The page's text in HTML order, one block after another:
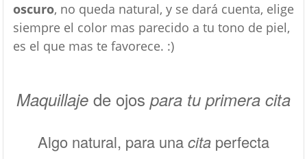
oscuro, no queda natural, y se dará cuenta, elige
siempre el color mas parecido a tu tono de piel,
es el que mas te favorece. :)
Maquillaje de ojos para tu primera cita
Algo natural, para unacita perfecta